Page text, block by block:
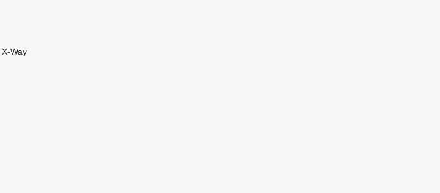
X-Way